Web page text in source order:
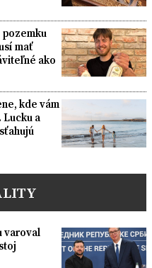
mať
ako
kde vám
a
varoval